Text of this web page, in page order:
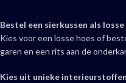
Bestel een sierkussen als
Kies voor een losse hoes of
garen en een rits aan de
Kies uit unieke interieurstoffen